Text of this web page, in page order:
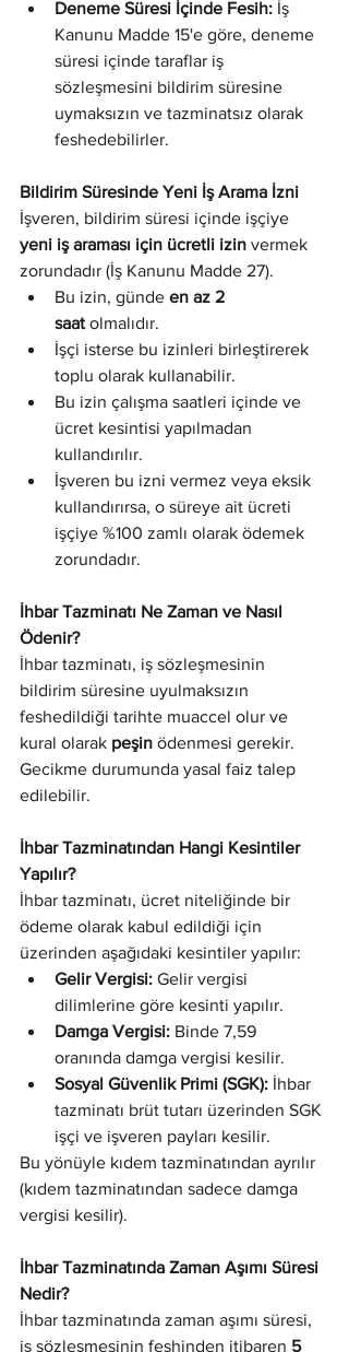
Deneme Süresi İçinde Fesih: İş
Kanunu Madde 15'e göre, deneme
süresi içinde taraflar iş
sözleşmesini bildirim süresine
uymaksızın ve tazminatsız olarak
feshedebilirler.
Bildirim Süresinde Yeni İş Arama İzni
İşveren, bildirim süresi içinde işçiye
yeni iş araması için ücretli izin vermek
zorundadır (İş Kanunu Madde 27).
Bu izin, günde en az 2
saat olmalıdır.
İşçi isterse bu izinleri birleştirerek
toplu olarak kullanabilir.
Bu izin çalışma saatleri içinde ve
ücret kesintisi yapılmadan
kullandırılır.
İşveren bu izni vermez veya eksik
kullandırırsa, o süreye ait ücreti
işçiye %100 zamlı olarak ödemek
zorundadır.
İhbar Tazminatı Ne Zaman ve Nasıl
Ödenir?
İhbar tazminatı, iş sözleşmesinin
bildirim süresine uyulmaksızın
feshedildiği tarihte muaccel olur ve
kural olarak peşin ödenmesi gerekir.
Gecikme durumunda yasal faiz talep
edilebilir.
İhbar Tazminatından Hangi Kesintiler
Yapılır?
İhbar tazminatı, ücret niteliğinde bir
ödeme olarak kabul edildiği için
üzerinden aşağıdaki kesintiler yapılır:
Gelir Vergisi: Gelir vergisi
dilimlerine göre kesinti yapılır.
Damga Vergisi: Binde 7,59
oranında damga vergisi kesilir.
Sosyal Güvenlik Primi (SGK): İhbar
tazminatı brüt tutarı üzerinden SGK
işçi ve işveren payları kesilir.
Bu yönüyle kıdem tazminatından ayrılır
(kıdem tazminatından sadece damga
vergisi kesilir).
İhbar Tazminatında Zaman Aşımı Süresi
Nedir?
İhbar tazminatında zaman aşımı süresi,
iş sözleşmesinin feshinden itibaren 5